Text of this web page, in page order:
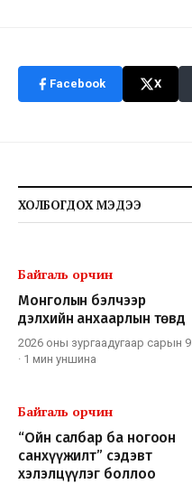
Facebook X
ХОЛБОГДОХ МЭДЭЭ
Байгаль орчин
Монголын бэлчээр
дэлхийн анхаарлын төвд
2026 оны зургаадугаар сарын 9
· 1 мин уншина
Байгаль орчин
“Ойн салбар ба ногоон
санхүүжилт” сэдэвт
хэлэлцүүлэг боллоо